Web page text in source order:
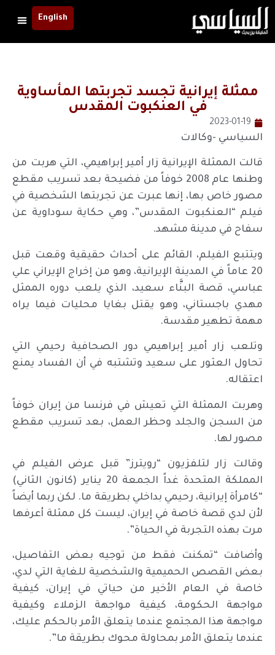
English
ممثلة إيرانية تجسد تجربتها المأساوية
في العنكبوت المقدس
2023-01-19
السياسي -وكالات
قالت الممثلة الإيرانية زار أمير إبراهيمي، التي هربت من
وطنها عام 2008 خوفاً من فضيحة بعد تسريب مقطع
مصور خاص بها، إنها عبرت عن تجربتها الشخصية في
فيلم “العنكبوت المقدس”، وهي حكاية سوداوية عن
سفاح في مدينة مشهد.
ويتتبع الفيلم، القائم على أحداث حقيقية وقعت قبل
20 عاماً في المدينة الإيرانية، وهو من إخراج الإيراني علي
عباسي، قصة البنَّاء سعيد، الذي يلعب دوره الممثل
مهدي باجستاني، وهو يقتل بغايا محليات فيما يراه
مهمة تطهير مقدسة.
وتلعب زار أمير إبراهيمي دور الصحافية رحيمي التي
تحاول العثور على سعيد وتشتبه في أن الفساد يمنع
اعتقاله.
وهربت الممثلة التي تعيش في فرنسا من إيران خوفاً
من السجن والجلد وحظر العمل، بعد تسريب مقطع
مصور لها.
وقالت زار لتلفزيون “رويترز” قبل عرض الفيلم في
المملكة المتحدة غداً الجمعة 20 يناير (كانون الثاني)
“كامرأة إيرانية، رحيمي بداخلي بطريقة ما. لكن ربما أيضاً
لأن لدي قصة خاصة في إيران، ليست كل ممثلة أعرفها
مرت بهذه التجربة في الحياة”.
وأضافت “تمكنت فقط من توجيه بعض التفاصيل،
بعض القصص الحميمية والشخصية للغاية التي لدي،
خاصة في العام الأخير من حياتي في إيران، كيفية
مواجهة الحكومة، كيفية مواجهة الزملاء وكيفية
مواجهة هذا المجتمع عندما يتعلق الأمر بالحكم عليك،
عندما يتعلق الأمر بمحاولة محوك بطريقة ما”.